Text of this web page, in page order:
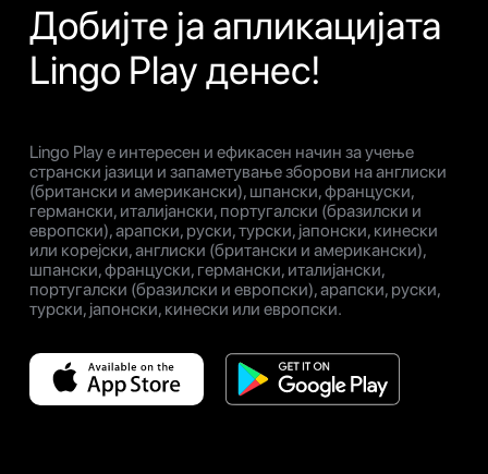
Добијте ја апликацијата
Lingo Play денес!
Lingo Play е интересен и ефикасен начин за учење
странски јазици и запаметување зборови на англиски
(британски и американски), шпански, француски,
германски, италијански, португалски (бразилски и
европски), арапски, руски, турски, јапонски, кинески
или корејски, англиски (британски и американски),
шпански, француски, германски, италијански,
португалски (бразилски и европски), арапски, руски,
турски, јапонски, кинески или европски.